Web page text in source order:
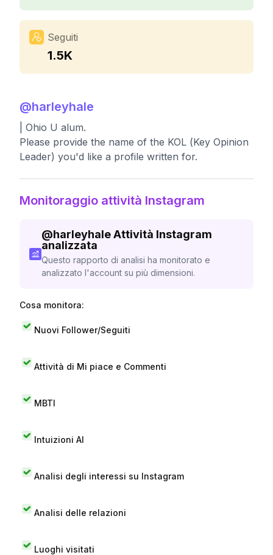
Seguiti
1.5K
@harleyhale
| Ohio U alum.
Please provide the name of the KOL (Key Opinion
Leader) you'd like a profile written for.
Monitoraggio attività Instagram
@harleyhaleAttività Instagram
analizzata
Questo rapporto di analisi ha monitorato e
analizzato l'account su più dimensioni.
Cosa monitora:
Nuovi Follower/Seguiti
Attività di Mi piace e Commenti
MBTI
Intuizioni AI
Analisi degli interessi su Instagram
Analisi delle relazioni
Luoghi visitati